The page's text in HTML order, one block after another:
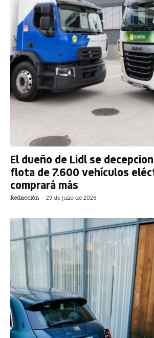
El dueño de Lidl se
flota de 7.600 vehículos
comprará más
Redacción - 29 de julio de 2026